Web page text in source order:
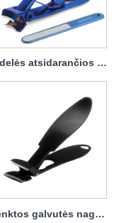
Didelės atsidarančios nagų kirpimo mašinėlės kietiems ir storiems nagams
Lenktos galvutės nagų kirpimo mašinėlės